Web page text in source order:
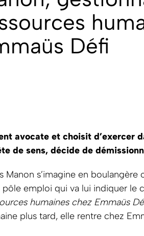
Défi
avocate et choisit d’exercer
de sens, décide de
s’imagine en
emploi qui va lui indiquer
humaines chez Emmaüs
plus tard, elle rentre chez